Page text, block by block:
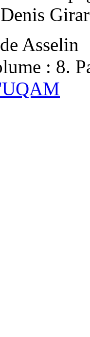
Asselin
: 8.